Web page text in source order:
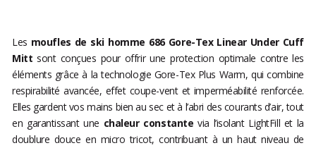
Les moufles de ski homme 686 Gore-Tex Linear Under Cuff
Mitt sont conçues pour offrir une protection optimale contre les
éléments grâce à la technologie Gore-Tex Plus Warm, qui combine
respirabilité avancée, effet coupe-vent et imperméabilité renforcée.
Elles gardent vos mains bien au sec et à l’abri des courants d’air, tout
en garantissant une chaleur constante via l’isolant LightFill et la
doublure douce en micro tricot, contribuant à un haut niveau de